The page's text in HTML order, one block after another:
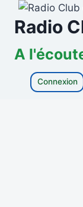
Aller
Radio
A
Connexion